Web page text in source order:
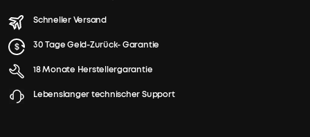
Schneller Versand
30 Tage Geld-Zurück- Garantie
18 Monate Herstellergarantie
Lebenslanger technischer Support